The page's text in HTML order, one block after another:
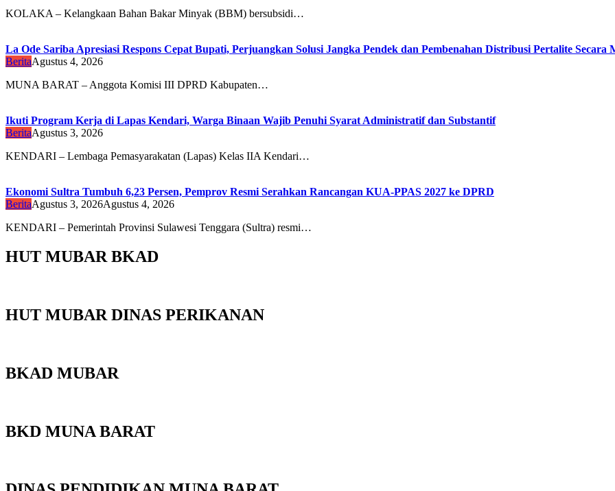
KOLAKA – Kelangkaan Bahan Bakar Minyak (BBM) bersubsidi…
La Ode Sariba Apresiasi Respons Cepat Bupati, Perjuangkan Solusi Jangka Pendek dan Pembenahan Distribusi Pertalite Secara
BeritaAgustus 4, 2026
MUNA BARAT – Anggota Komisi III DPRD Kabupaten…
Ikuti Program Kerja di Lapas Kendari, Warga Binaan Wajib Penuhi Syarat Administratif dan Substantif
BeritaAgustus 3, 2026
KENDARI – Lembaga Pemasyarakatan (Lapas) Kelas IIA Kendari…
Ekonomi Sultra Tumbuh 6,23 Persen, Pemprov Resmi Serahkan Rancangan KUA-PPAS 2027 ke DPRD
BeritaAgustus 3, 2026Agustus 4, 2026
KENDARI – Pemerintah Provinsi Sulawesi Tenggara (Sultra) resmi…
HUT MUBAR BKAD
HUT MUBAR DINAS PERIKANAN
BKAD MUBAR
BKD MUNA BARAT